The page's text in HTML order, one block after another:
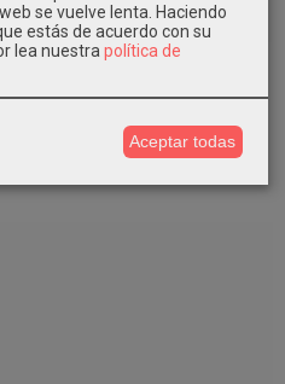
A50W...
se vuelve lenta. Haciendo
estás de acuerdo con su
lea nuestra política de
Aceptar todas